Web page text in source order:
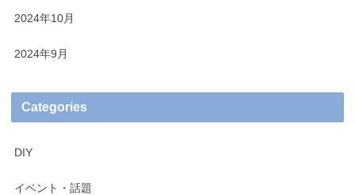
2024年10月
2024年9月
Categories
DIY
イベント・話題